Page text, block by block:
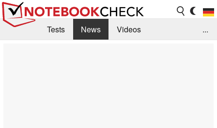
Tests News
Videos
...